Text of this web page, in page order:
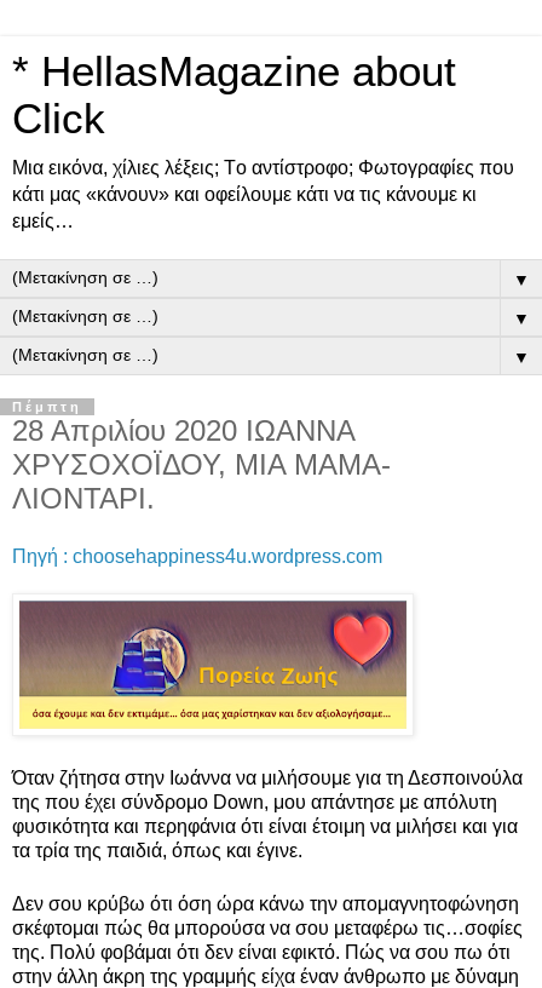
* HellasMagazine about
Click
Μια εικόνα, χίλιες λέξεις; Tο αντίστροφο; Φωτογραφίες που
κάτι μας «κάνουν» και οφείλουμε κάτι να τις κάνουμε κι
εμείς…
▼
▼
▼
Πέμπτη
28 Απριλίου 2020 ΙΩΑΝΝΑ
ΧΡΥΣΟΧΟΪΔΟΥ, ΜΙΑ ΜΑΜΑ-
ΛΙΟΝΤΑΡΙ.
Πηγή : choosehappiness4u.wordpress.com
Όταν ζήτησα στην Ιωάννα να μιλήσουμε για τη Δεσποινούλα
της που έχει σύνδρομο Down, μου απάντησε με απόλυτη
φυσικότητα και περηφάνια ότι είναι έτοιμη να μιλήσει και για
τα τρία της παιδιά, όπως και έγινε.
Δεν σου κρύβω ότι όση ώρα κάνω την απομαγνητοφώνηση
σκέφτομαι πώς θα μπορούσα να σου μεταφέρω τις…σοφίες
της. Πολύ φοβάμαι ότι δεν είναι εφικτό. Πώς να σου πω ότι
στην άλλη άκρη της γραμμής είχα έναν άνθρωπο με δύναμη